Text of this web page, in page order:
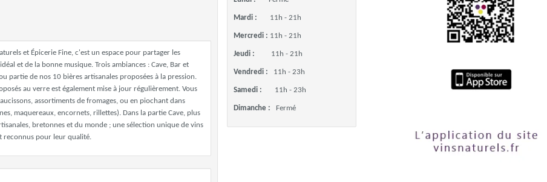
et Épicerie Fine, c'est un espace pour partager les
et de la bonne musique. Trois ambiances : Cave, Bar et
partie de nos 10 bières artisanales proposées à la pression.
au verre est également mise à jour régulièrement. Vous
assortiments de fromages, ou en piochant dans
maquereaux, encornets, rillettes). Dans la partie Cave, plus
bretonnes et du monde ; une sélection unique de vins
reconnus pour leur qualité.
Mardi : 11h - 21h
Mercredi : 11h - 21h
Jeudi : 11h - 21h
Vendredi : 11h - 23h
Samedi : 11h - 23h
Dimanche : Fermé